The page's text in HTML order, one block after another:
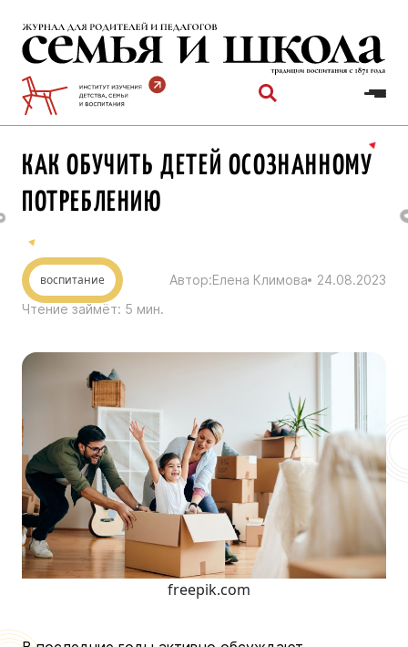
содержимому
КАК ОБУЧИТЬ ДЕТЕЙ ОСОЗНАННОМУ
ПОТРЕБЛЕНИЮ
воспитание Автор:Елена Климова
24.08.2023
Чтение займёт: 5 мин.
freepik.com